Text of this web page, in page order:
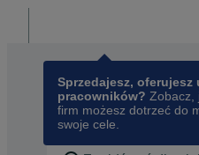
Sprzedajesz, oferujesz
pracowników? Zobacz,
firm możesz dotrzeć do
swoje cele.